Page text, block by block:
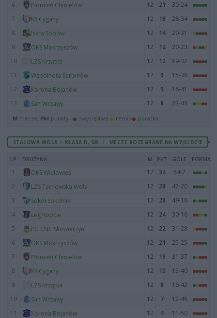
6 Płomień Chmielów 12 21
30-24
7
KS Cygany 12 18
28-34
8
Iskra Sobów 12 14
20-31
9
OKS Mokrzyszów 12 12
20-23
10
LZS Krzątka 12 12
19-32
11
Wspólnota Serbinów 12 9
15-36
12
Korona Bojanów 12 9
18-41
13
San Wrzawy 12 8 23-43
M mecze, Pkt punkty · zwycięstwo remis porażka
STALOWA WOLA > KLASA B, GR. I - MECZE ROZEGRANE NA WYJEŹDZIE
LP DRUŻYNA M PKT GOLE FORMA
1 OKS Wielowieś 12 34
54-7
2
LZS Tarnowska Wola 12 28
47-20
3
Sokół Sokolniki 12 28
49-16
4
Łęg Kopcie 12 24
30-16
5
PG CNC Skowierzyn 12 22
31-28
6
OKS Mokrzyszów 12 21
25-25
7
Płomień Chmielów 12 19
31-37
8
KS Cygany 12 10
15-40
9
LZS Krzątka 12 8
16-42
10
San Wrzawy 12 7
12-46
11
Korona Bojanów 12 4
11-50